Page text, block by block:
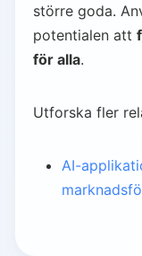
större goda.
potentialen att
för alla.
Utforska fler
AI-